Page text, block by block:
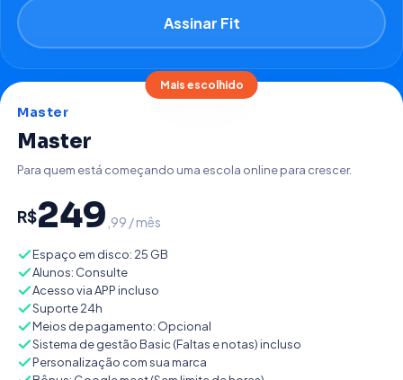
Assinar Fit
Mais escolhido
Master
Master
Para quem está começando uma escola online para crescer.
R$249 ,99 / mês
Espaço em disco: 25 GB
Alunos: Consulte
Acesso via APP incluso
Suporte 24h
Meios de pagamento: Opcional
Sistema de gestão Basic (Faltas e notas) incluso
Personalização com sua marca